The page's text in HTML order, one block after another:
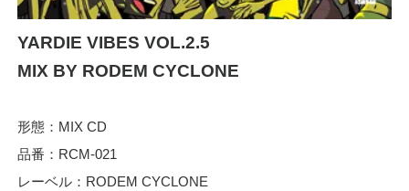
YARDIE VIBES VOL.2.5
MIX BY RODEM CYCLONE
形態：MIX CD
品番：RCM-021
レーベル：RODEM CYCLONE